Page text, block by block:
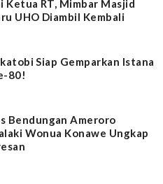
Ketua RT, Mimbar Masjid
UHO Diambil Kembali
Siap Gemparkan Istana
80!
Bendungan Ameroro
Wonua Konawe Ungkap